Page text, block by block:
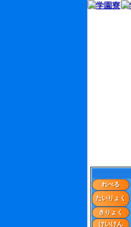
れべる
たいりょく
きりょく
けいけん